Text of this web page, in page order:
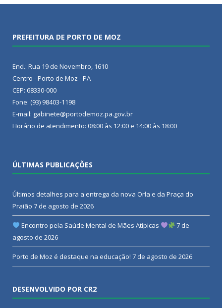
PREFEITURA DE PORTO DE MOZ
End.: Rua 19 de Novembro, 1610
Centro - Porto de Moz - PA
CEP: 68330-000
Fone: (93) 98403-1198
E-mail: gabinete@portodemoz.pa.gov.br
Horário de atendimento: 08:00 às 12:00 e 14:00 às 18:00
ÚLTIMAS PUBLICAÇÕES
Últimos detalhes para a entrega da nova Orla e da Praça do
Praião 7 de agosto de 2026
Encontro pela Saúde Mental de Mães Atípicas
7 de
agosto de 2026
Porto de Moz é destaque na educação! 7 de agosto de 2026
DESENVOLVIDO POR CR2